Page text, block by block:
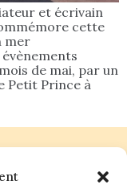
et écrivain
cette
mer
de mai, par un
Petit Prince à